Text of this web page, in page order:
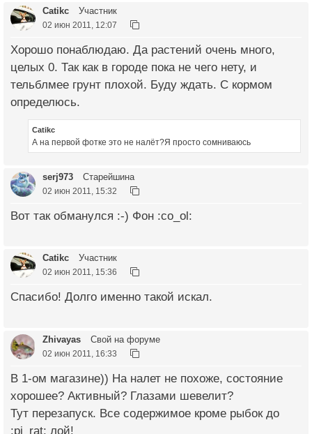
Catikc Участник
02 июн 2011, 12:07
Хорошо понаблюдаю. Да растений очень много,
целых 0. Так как в городе пока не чего нету, и
тельблмее грунт плохой. Буду ждать. С кормом
определюсь.
Catikc
А на первой фотке это не налёт?Я просто сомниваюсь
serj973 Старейшина
02 июн 2011, 15:32
Вот так обманулся :-) Фон :co_ol:
Catikc Участник
02 июн 2011, 15:36
Спасибо! Долго именно такой искал.
Zhivayas Свой на форуме
02 июн 2011, 16:33
В 1-ом магазине)) На налет не похоже, состояние
хорошее? Активный? Глазами шевелит?
Тут перезапуск. Все содержимое кроме рыбок до
:pi_rat: лой!